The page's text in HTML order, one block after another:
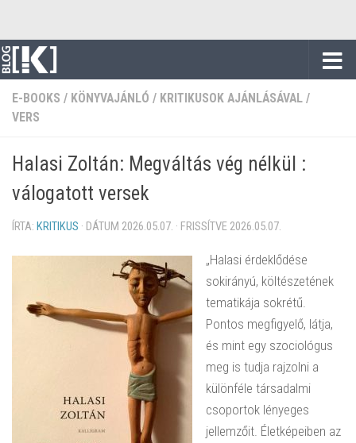
E-BOOKS / KÖNYVAJÁNLÓ / KRITIKUSOK AJÁNLÁSÁVAL /
VERS
Halasi Zoltán: Megváltás vég nélkül :
válogatott versek
ÍRTA: KRITIKUS · DÁTUM 2026.05.07. · FRISSÍTVE 2026.05.07.
„Halasi érdeklődése
sokirányú, költészetének
tematikája sokrétű.
Pontos megfigyelő, látja,
és mint egy szociológus
meg is tudja rajzolni a
különféle társadalmi
csoportok lényeges
jellemzőit. Életképeiben az